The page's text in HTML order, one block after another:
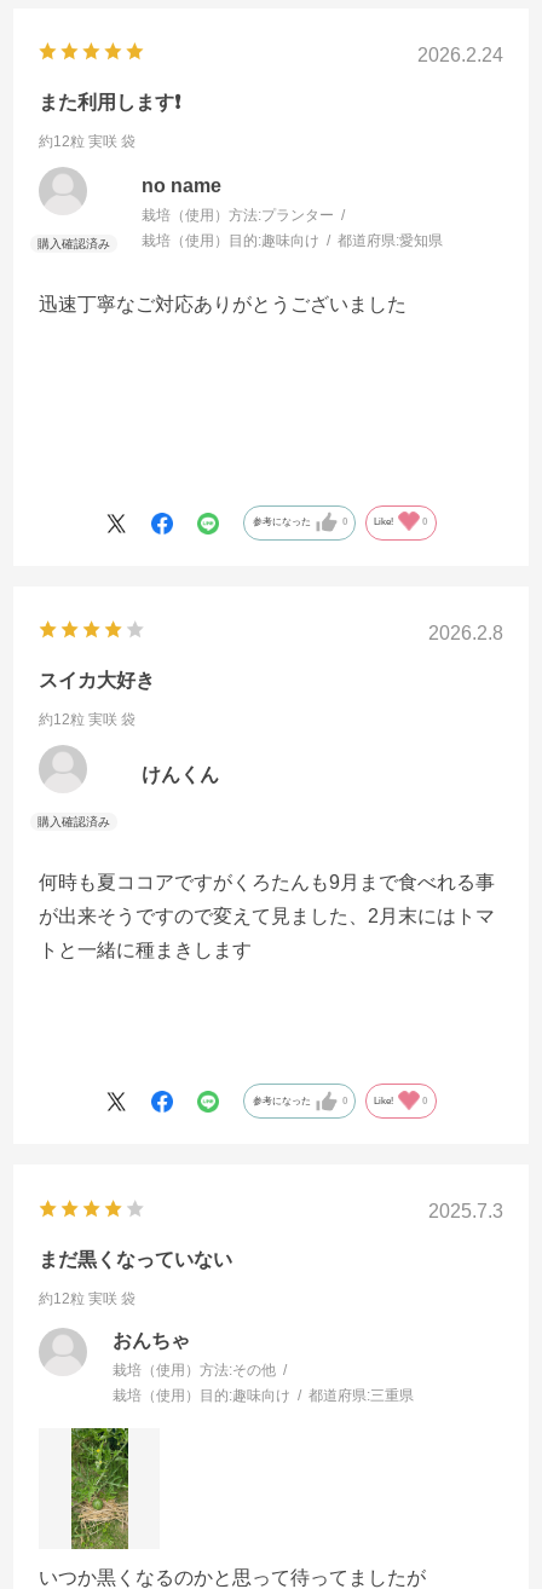
2026.2.24
また利用します❗️
約12粒 実咲 袋
no name
栽培（使用）方法:プランター
栽培（使用）目的:趣味向け 都道府県:愛知県
迅速丁寧なご対応ありがとうございました
参考になった 0 Like! 0
2026.2.8
スイカ大好き
約12粒 実咲 袋
けんくん
何時も夏ココアですがくろたんも9月まで食べれる事
が出来そうですので変えて見ました、2月末にはトマ
トと一緒に種まきします
参考になった 0 Like! 0
2025.7.3
まだ黒くなっていない
約12粒 実咲 袋
おんちゃ
栽培（使用）方法:その他
栽培（使用）目的:趣味向け 都道府県:三重県
いつか黒くなるのかと思って待ってましたが